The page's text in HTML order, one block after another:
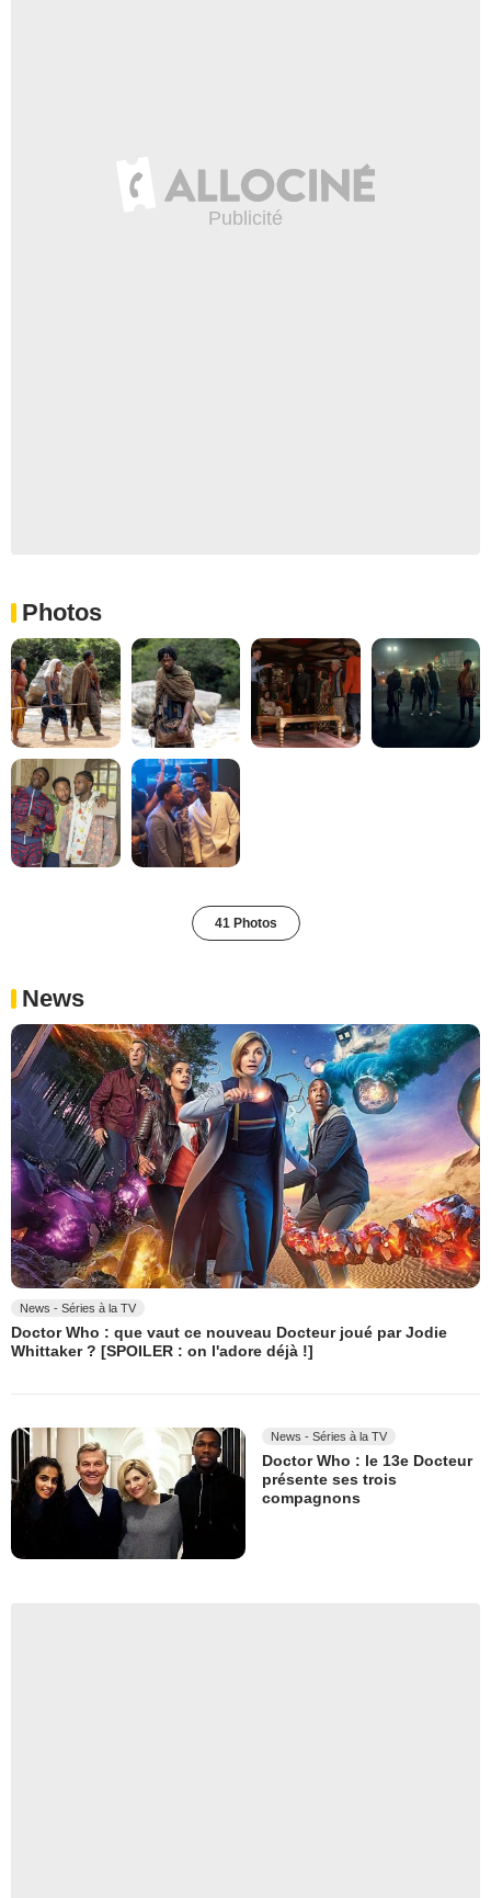
Photos
41 Photos
News
News - Séries à la TV
Doctor Who : que vaut ce nouveau Docteur joué par Jodie
Whittaker ? [SPOILER : on l'adore déjà !]
News - Séries à la TV
Doctor Who : le 13e Docteur
présente ses trois
compagnons